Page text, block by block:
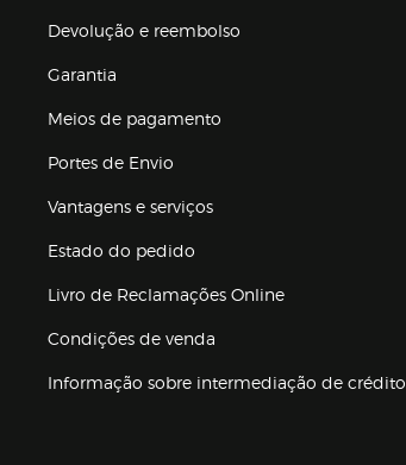
Devolução e reembolso
Garantia
Meios de pagamento
Portes de Envio
Vantagens e serviços
Estado do pedido
Livro de Reclamações Online
Condições de venda
Informação sobre intermediação de crédito